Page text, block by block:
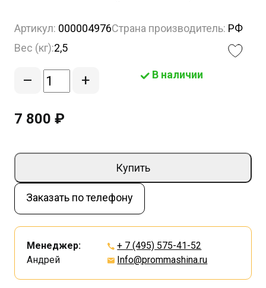
Артикул: 000004976Страна производитель: РФ
Вес (кг):2,5
– + В наличии
7 800 ₽
Купить
Заказать по телефону
Менеджер:
Андрей
+ 7 (495) 575-41-52
Info@prommashina.ru